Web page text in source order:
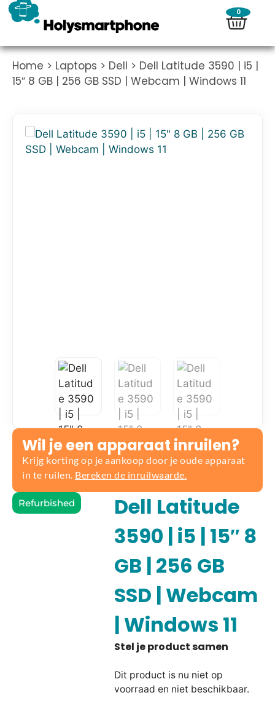
0
Home > Laptops > Dell > Dell Latitude 3590 | i5 |
15″ 8 GB | 256 GB SSD | Webcam | Windows 11
Wil je een apparaat inruilen?
Krijg korting op je aankoop door je oude apparaat
in te ruilen. Bereken de inruilwaarde.
Refurbished
Dell Latitude
3590 | i5 | 15″ 8
GB | 256 GB
SSD | Webcam
| Windows 11
Dit product is nu niet op
voorraad en niet beschikbaar.